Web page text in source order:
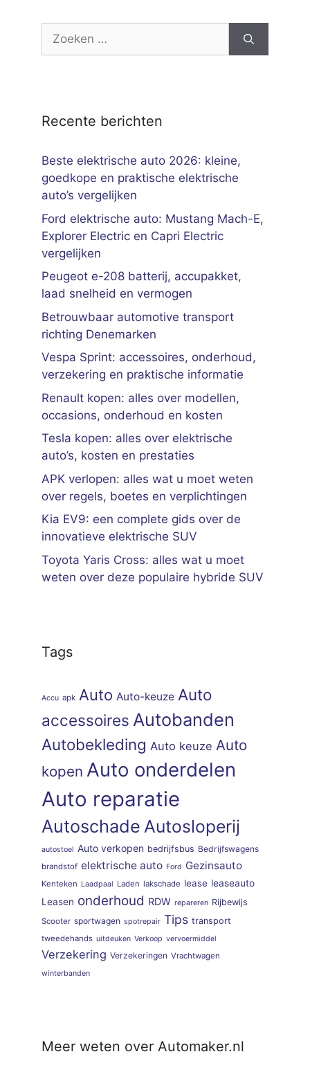
Zoek
Recente berichten
Beste elektrische auto 2026: kleine,
goedkope en praktische elektrische
auto’s vergelijken
Ford elektrische auto: Mustang Mach-E,
Explorer Electric en Capri Electric
vergelijken
Peugeot e-208 batterij, accupakket,
laad snelheid en vermogen
Betrouwbaar automotive transport
richting Denemarken
Vespa Sprint: accessoires, onderhoud,
verzekering en praktische informatie
Renault kopen: alles over modellen,
occasions, onderhoud en kosten
Tesla kopen: alles over elektrische
auto’s, kosten en prestaties
APK verlopen: alles wat u moet weten
over regels, boetes en verplichtingen
Kia EV9: een complete gids over de
innovatieve elektrische SUV
Toyota Yaris Cross: alles wat u moet
weten over deze populaire hybride SUV
Tags
Accu apk Auto Auto-keuze Auto
accessoires Autobanden
Autobekleding Auto keuze Auto
kopen Auto onderdelen
Auto reparatie
Autoschade Autosloperij
autostoel Auto verkopen bedrijfsbus Bedrijfswagens
brandstof elektrische auto Ford Gezinsauto
Kenteken Laadpaal Laden lakschade lease leaseauto
Leasen onderhoud RDW repareren Rijbewijs
Scooter sportwagen spotrepair Tips transport
tweedehands uitdeuken Verkoop vervoermiddel
Verzekering Verzekeringen Vrachtwagen
winterbanden
Meer weten over Automaker.nl